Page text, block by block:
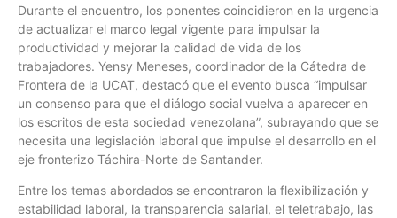
Durante el encuentro, los ponentes coincidieron en la urgencia
de actualizar el marco legal vigente para impulsar la
productividad y mejorar la calidad de vida de los
trabajadores. Yensy Meneses, coordinador de la Cátedra de
Frontera de la UCAT, destacó que el evento busca “impulsar
un consenso para que el diálogo social vuelva a aparecer en
los escritos de esta sociedad venezolana”, subrayando que se
necesita una legislación laboral que impulse el desarrollo en el
eje fronterizo Táchira-Norte de Santander.
Entre los temas abordados se encontraron la flexibilización y
estabilidad laboral, la transparencia salarial, el teletrabajo, las